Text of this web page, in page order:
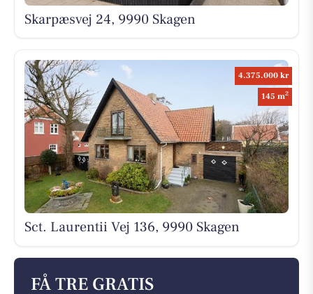
Skarpæsvej 24, 9990 Skagen
4.375.000 kr
145 m2
Sct. Laurentii Vej 136, 9990 Skagen
FÅ TRE GRATIS